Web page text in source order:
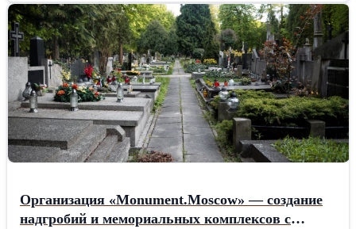
Организация «Monument.Moscow» — создание
надгробий и мемориальных комплексов с